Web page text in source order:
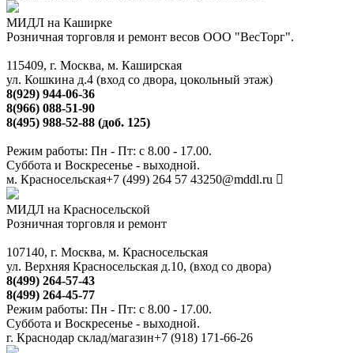
МИДЛ на Каширке
Розничная торговля и ремонт весов ООО "ВесТорг".
115409, г. Москва, м. Каширская
ул. Кошкина д.4 (вход со двора, цокольный этаж)
8(929) 944-06-36
8(966) 088-51-90
8(495) 988-52-88 (доб. 125)
Режим работы: Пн - Пт: с 8.00 - 17.00.
Суббота и Воскресенье - выходной.
м. Красносельская+7 (499) 264 57 43250@mddl.ru
МИДЛ на Красносельской
Розничная торговля и ремонт
107140, г. Москва, м. Красносельская
ул. Верхняя Красносельская д.10, (вход со двора)
8(499) 264-57-43
8(499) 264-45-77
Режим работы: Пн - Пт: с 8.00 - 17.00.
Суббота и Воскресенье - выходной.
г. Краснодар склад/магазин+7 (918) 171-66-26